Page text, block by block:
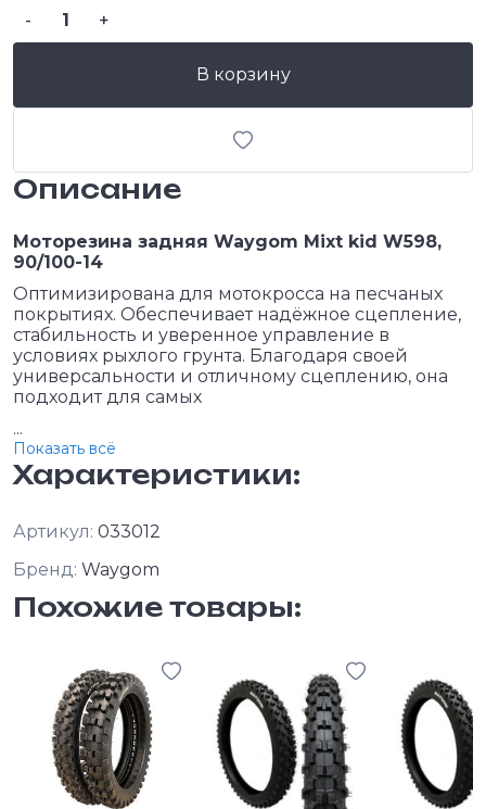
Описание
Моторезина задняя Waygom Mixt kid W598,
90/100-14
Оптимизирована для мотокросса на песчаных
покрытиях. Обеспечивает надёжное сцепление,
стабильность и уверенное управление в
условиях рыхлого грунта. Благодаря своей
универсальности и отличному сцеплению, она
подходит для самых
...
Показать всё
Характеристики:
Артикул: 033012
Бренд: Waygom
- +
В корзину
Похожие товары: